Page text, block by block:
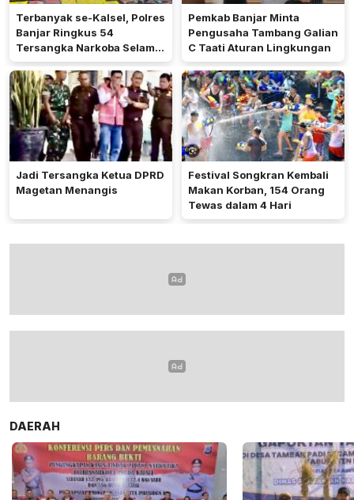
Terbanyak se-Kalsel, Polres
Banjar Ringkus 54
Tersangka Narkoba Selama
Operasi Antik 2026
Pemkab Banjar Minta
Pengusaha Tambang Galian
C Taati Aturan Lingkungan
Jadi Tersangka Ketua DPRD
Magetan Menangis
Festival Songkran Kembali
Makan Korban, 154 Orang
Tewas dalam 4 Hari
DAERAH